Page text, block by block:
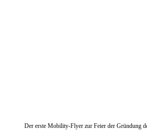
Der erste Mobility-Flyer zur Feier der Gründung